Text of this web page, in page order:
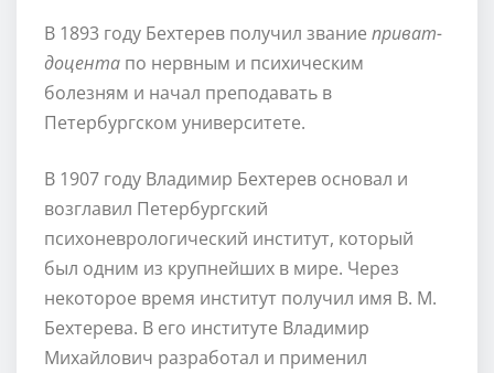
В 1893 году Бехтерев получил звание приват-
доцента по нервным и психическим
болезням и начал преподавать в
Петербургском университете.
В 1907 году Владимир Бехтерев основал и
возглавил Петербургский
психоневрологический институт, который
был одним из крупнейших в мире. Через
некоторое время институт получил имя В. М.
Бехтерева. В его институте Владимир
Михайлович разработал и применил